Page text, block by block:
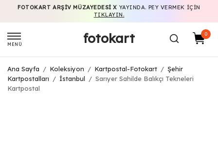
FOTOKART ARŞIV MÜZAYEDESI X YAYINDA. PEY VERMEK IÇIN
TIKLAYIN.
MENÜ fotokart 0
Ana Sayfa / Koleksiyon / Kartpostal-Fotokart / Şehir
Kartpostalları
/ İstanbul / Sarıyer Sahilde Balıkçı Tekneleri
Kartpostal